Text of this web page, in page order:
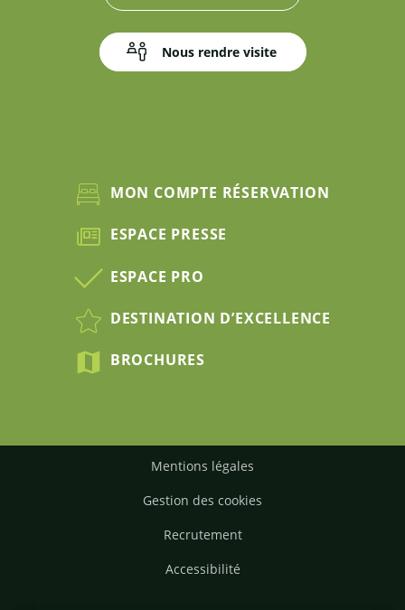
Nous rendre visite
MON COMPTE RÉSERVATION
ESPACE PRESSE
ESPACE PRO
DESTINATION D’EXCELLENCE
BROCHURES
Mentions légales
Gestion des cookies
Recrutement
Accessibilité